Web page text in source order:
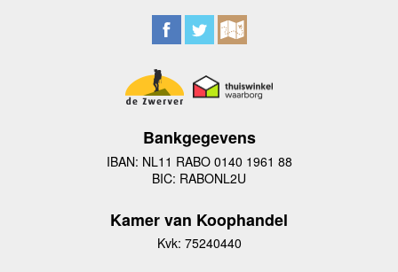
Bankgegevens
IBAN: NL11 RABO 0140 1961 88
BIC: RABONL2U
Kamer van Koophandel
Kvk: 75240440